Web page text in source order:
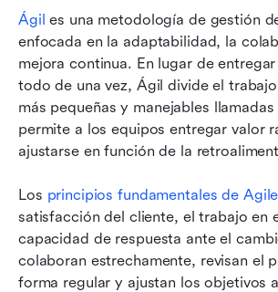
Ágil es una metodología de gestión
enfocada en la adaptabilidad, la
mejora continua. En lugar de
todo de una vez, Ágil divide el
más pequeñas y manejables
permite a los equipos entregar valor
ajustarse en función de la
Los principios fundamentales de Agile
satisfacción del cliente, el trabajo en
capacidad de respuesta ante el
colaboran estrechamente, revisan el
forma regular y ajustan los objetivos